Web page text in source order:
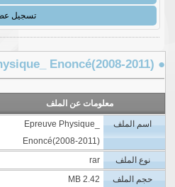
تسجيل عضوية
معلومات عن الملف
اسم الملف
Epreuve Physique_
Enoncé(2008-2011)
نوع الملف
حجم الملف
2.42 MB